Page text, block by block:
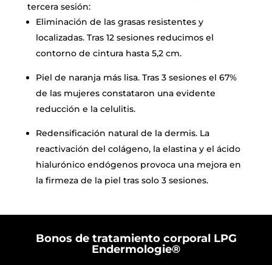
tercera sesión:
Eliminación de las grasas resistentes y
localizadas. Tras 12 sesiones reducimos el
contorno de cintura hasta 5,2 cm.
Piel de naranja más lisa. Tras 3 sesiones el 67%
de las mujeres constataron una evidente
reducción e la celulitis.
Redensificación natural de la dermis. La
reactivación del colágeno, la elastina y el ácido
hialurónico endógenos provoca una mejora en
la firmeza de la piel tras solo 3 sesiones.
Bonos de tratamiento corporal LPG
Endermologie®